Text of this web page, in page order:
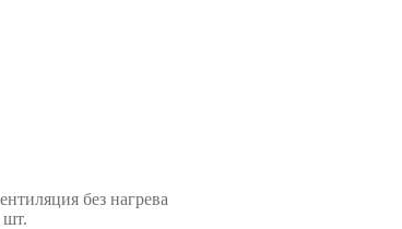
без нагрева
шт.